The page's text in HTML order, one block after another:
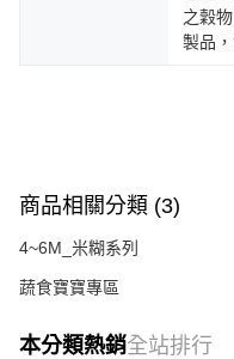
之穀
製品
商品相關分類 (3)
4~6M_米糊系列
蔬食寶寶專區
本分類熱銷全站排行